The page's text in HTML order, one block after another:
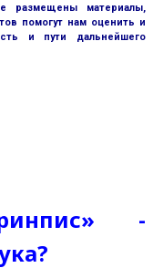
размещены материалы,
помогут нам оценить и
и пути дальнейшего
-